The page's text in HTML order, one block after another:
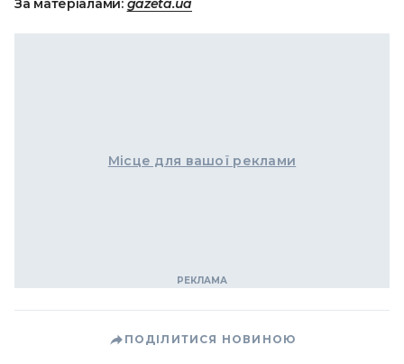
За матеріалами: gazeta.ua
Місце для вашої реклами
ПОДІЛИТИСЯ НОВИНОЮ